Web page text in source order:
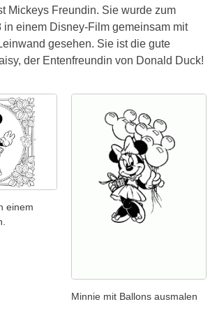
Mickeys Freundin. Sie wurde zum
in einem Disney-Film gemeinsam mit
gesehen. Sie ist die gute
der Entenfreundin von Donald Duck!
einem
Minnie mit Ballons ausmalen